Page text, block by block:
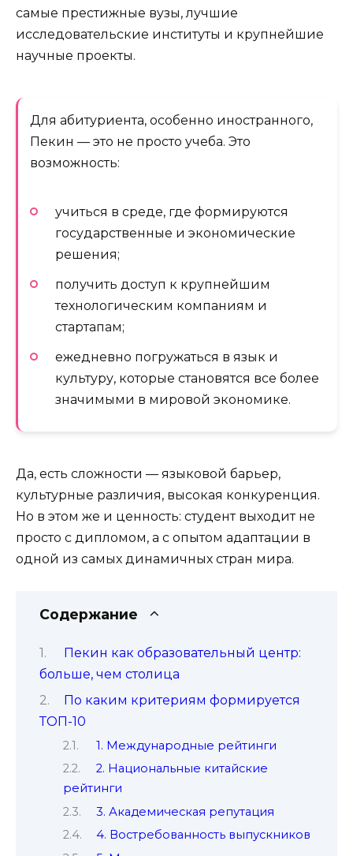
самые престижные вузы, лучшие
исследовательские институты и крупнейшие
научные проекты.
Для абитуриента, особенно иностранного,
Пекин — это не просто учеба. Это
возможность:
учиться в среде, где формируются
государственные и экономические
решения;
получить доступ к крупнейшим
технологическим компаниям и
стартапам;
ежедневно погружаться в язык и
культуру, которые становятся все более
значимыми в мировой экономике.
Да, есть сложности — языковой барьер,
культурные различия, высокая конкуренция.
Но в этом же и ценность: студент выходит не
просто с дипломом, а с опытом адаптации в
одной из самых динамичных стран мира.
Содержание
Пекин как образовательный центр:
больше, чем столица
По каким критериям формируется
ТОП-10
1. Международные рейтинги
2. Национальные китайские
рейтинги
3. Академическая репутация
4. Востребованность выпускников